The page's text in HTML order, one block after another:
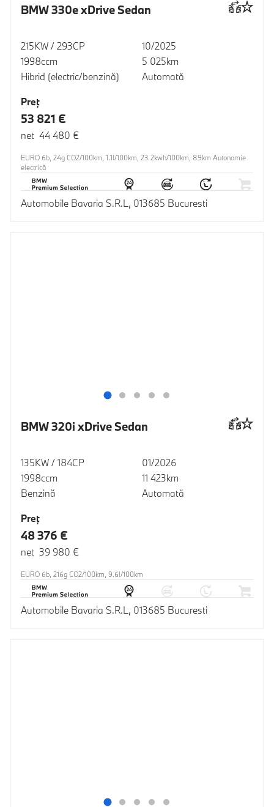
BMW 330e xDrive Sedan
215KW / 293CP
1998ccm
Hibrid (electric/benzină)
10/2025
5 025km
Automată
Preţ
53 821 €
net 44 480 €
EURO 6b, 24g CO2/100km, 1.1l/100km, 23.2kwh/100km, 89km Autonomie
electrică
Automobile Bavaria S.R.L, 013685 Bucuresti
BMW 320i xDrive Sedan
135KW / 184CP
1998ccm
Benzină
01/2026
11 423km
Automată
Preţ
48 376 €
net 39 980 €
EURO 6b, 216g CO2/100km, 9.6l/100km
Automobile Bavaria S.R.L, 013685 Bucuresti